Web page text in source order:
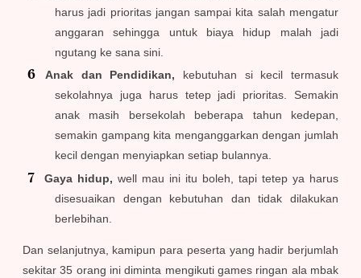
harus jadi prioritas jangan sampai kita salah mengatur
anggaran sehingga untuk biaya hidup malah jadi
ngutang ke sana sini.
Anak dan Pendidikan, kebutuhan si kecil termasuk
sekolahnya juga harus tetep jadi prioritas. Semakin
anak masih bersekolah beberapa tahun kedepan,
semakin gampang kita menganggarkan dengan jumlah
kecil dengan menyiapkan setiap bulannya.
Gaya hidup, well mau ini itu boleh, tapi tetep ya harus
disesuaikan dengan kebutuhan dan tidak dilakukan
berlebihan.
Dan selanjutnya, kamipun para peserta yang hadir berjumlah
sekitar 35 orang ini diminta mengikuti games ringan ala mbak